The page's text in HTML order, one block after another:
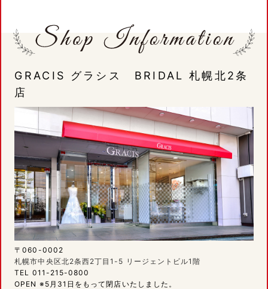
GRACIS グラシス BRIDAL 札幌北2条
店
〒060-0002
札幌市中央区北2条西2丁目1-5 リージェントビル1階
TEL 011-215-0800
OPEN ※5月31日をもって閉店いたしました。